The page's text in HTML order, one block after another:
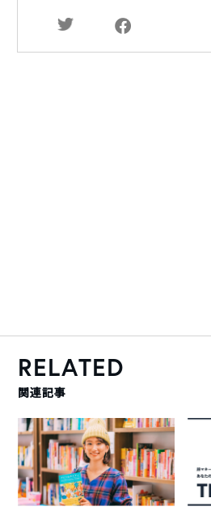
RELATED
関連記事